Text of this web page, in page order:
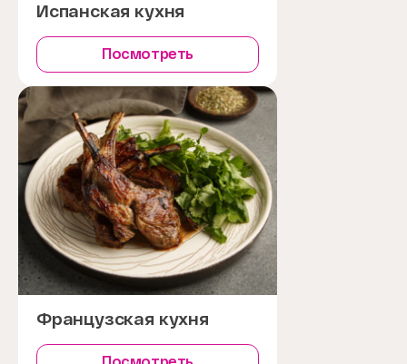
Испанская кухня
Посмотреть
Французская кухня